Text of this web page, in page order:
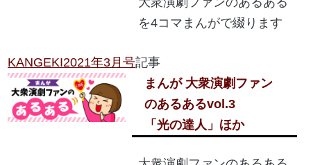
を4コマまんがで綴ります
KANGEKI2021年3月号記事
まんが 大衆演劇ファン
のあるあるvol.3
「光の達人」ほか